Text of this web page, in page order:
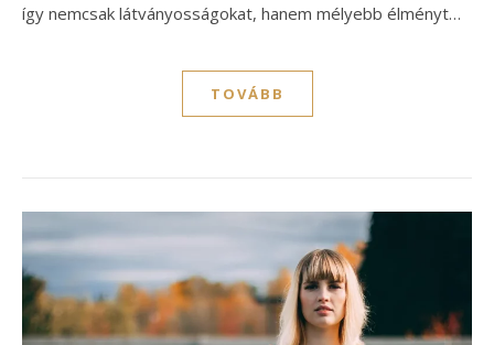
így nemcsak látványosságokat, hanem mélyebb élményt…
TOVÁBB